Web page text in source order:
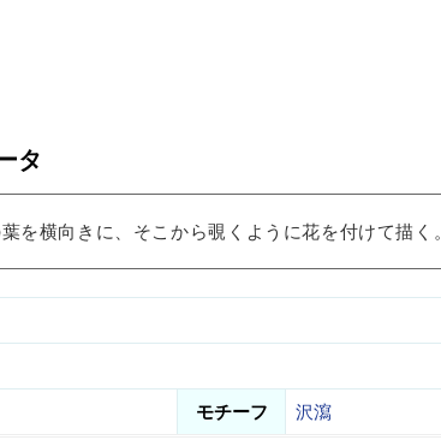
タ
を横向きに、そこから覗くように花を付けて描く。
モチーフ
沢瀉